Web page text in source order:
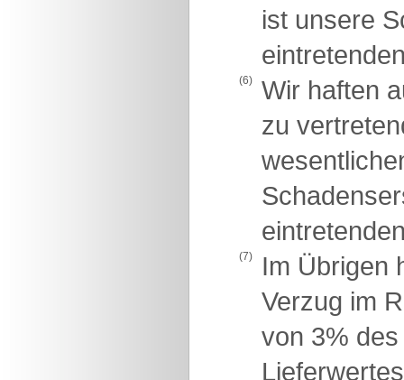
ist unsere
(6)
Wir haften
zu
(7)
Im Übrigen
Verzug im
von 3%